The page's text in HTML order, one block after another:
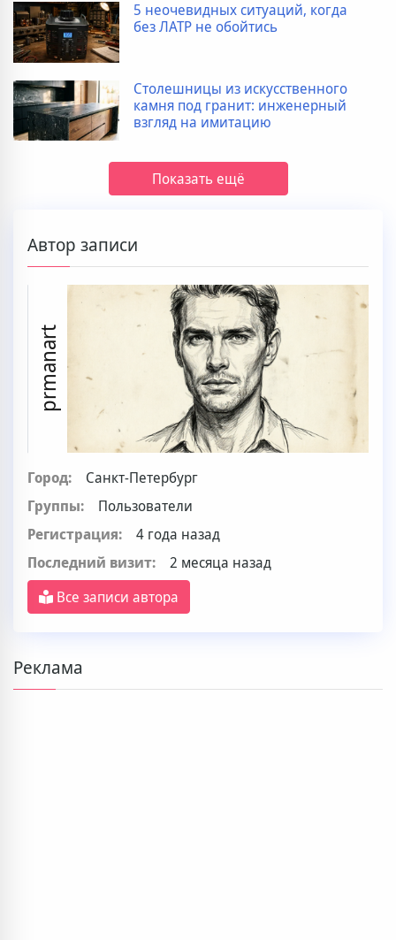
5 неочевидных ситуаций, когда
без ЛАТР не обойтись
Столешницы из искусственного
камня под гранит: инженерный
взгляд на имитацию
Показать ещё
Автор записи
prmanart
Город:
Санкт-Петербург
Группы:
Пользователи
Регистрация:
4 года назад
Последний визит:
2 месяца назад
Все записи автора
Реклама